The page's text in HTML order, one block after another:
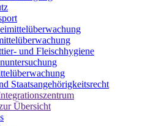
und Fleischhygiene
Staatsangehörigkeitsrecht
Übersicht